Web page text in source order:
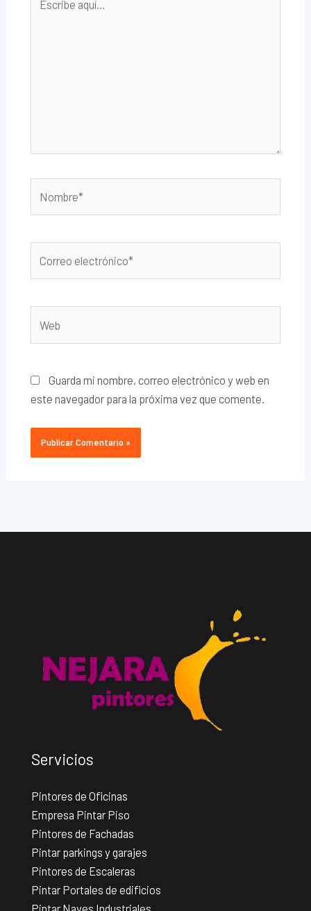
aquí...
electrónico*
Guarda mi nombre, correo electrónico y web en
este navegador para la próxima vez que comente.
Servicios
Pintores de Oficinas
Empresa Pintar Piso
Pintores de Fachadas
Pintar parkings y garajes
Pintores de Escaleras
Pintar Portales de edificios